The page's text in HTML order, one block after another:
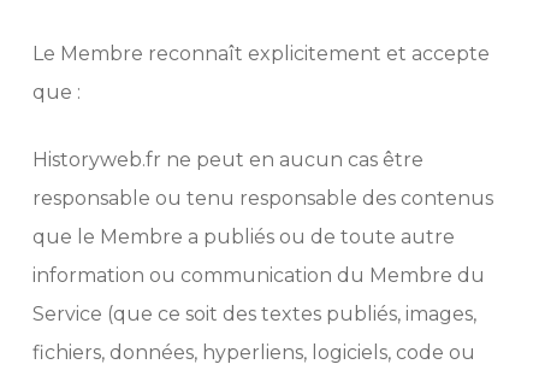
Le Membre reconnaît explicitement et accepte
que :
Historyweb.fr ne peut en aucun cas être
responsable ou tenu responsable des contenus
que le Membre a publiés ou de toute autre
information ou communication du Membre du
Service (que ce soit des textes publiés, images,
fichiers, données, hyperliens, logiciels, code ou